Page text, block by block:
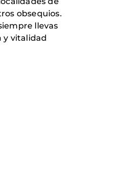
obsequios.
llevas
y vitalidad